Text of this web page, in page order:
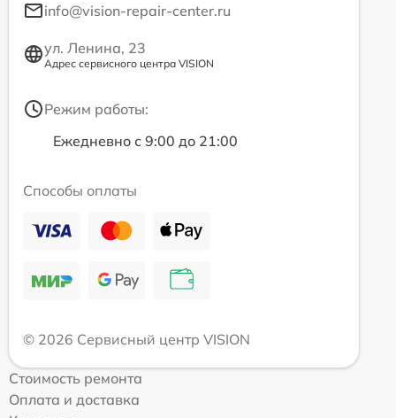
info@vision-repair-center.ru
ул. Ленина, 23
Адрес сервисного центра VISION
Режим работы:
Ежедневно с 9:00 до 21:00
Способы оплаты
© 2026 Сервисный центр VISION
Стоимость ремонта
Оплата и доставка